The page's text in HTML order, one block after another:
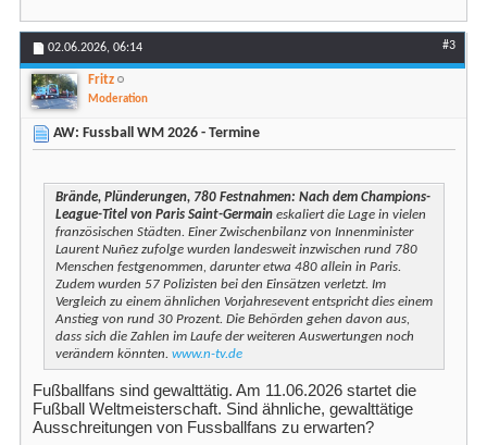
02.06.2026, 06:14 #3
Fritz
Moderation
AW: Fussball WM 2026 - Termine
Brände, Plünderungen, 780 Festnahmen: Nach dem Champions-
League-Titel von Paris Saint-Germain eskaliert die Lage in vielen
französischen Städten. Einer Zwischenbilanz von Innenminister
Laurent Nuñez zufolge wurden landesweit inzwischen rund 780
Menschen festgenommen, darunter etwa 480 allein in Paris.
Zudem wurden 57 Polizisten bei den Einsätzen verletzt. Im
Vergleich zu einem ähnlichen Vorjahresevent entspricht dies einem
Anstieg von rund 30 Prozent. Die Behörden gehen davon aus,
dass sich die Zahlen im Laufe der weiteren Auswertungen noch
verändern könnten. www.n-tv.de
Fußballfans sind gewalttätig. Am 11.06.2026 startet die
Fußball Weltmeisterschaft. Sind ähnliche, gewalttätige
Ausschreitungen von Fussballfans zu erwarten?